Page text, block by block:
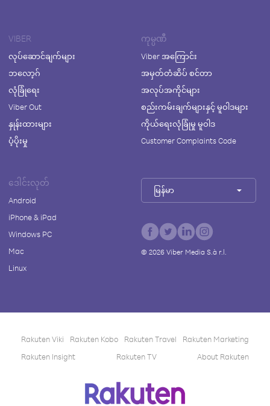
VIBER
လုပ်ဆောင်ချက်များ
ဘလော့ဂ်
လုံခြုံရေး
Viber Out
နှုန်းထားများ
ပံ့ပိုးမှု
ကုမ္ပဏီ
Viber အကြောင်း
အမှတ်တံဆိပ် စင်တာ
အလုပ်အကိုင်များ
စည်းကမ်းချက်များနှင့် မူဝါဒများ
ကိုယ်ရေးလုံခြုံမှု မူဝါဒ
Customer Complaints Code
ဒေါင်းလုတ်
Android
iPhone & iPad
Windows PC
Mac
Linux
မြန်မာ
© 2026Viber Media S.à r.l.
Rakuten Viki Rakuten Kobo Rakuten Travel
Rakuten Marketing
Rakuten Insight
Rakuten TV About Rakuten